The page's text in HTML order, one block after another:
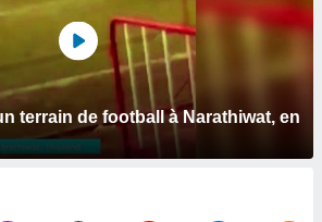
terrain de football à Narathiwat, en